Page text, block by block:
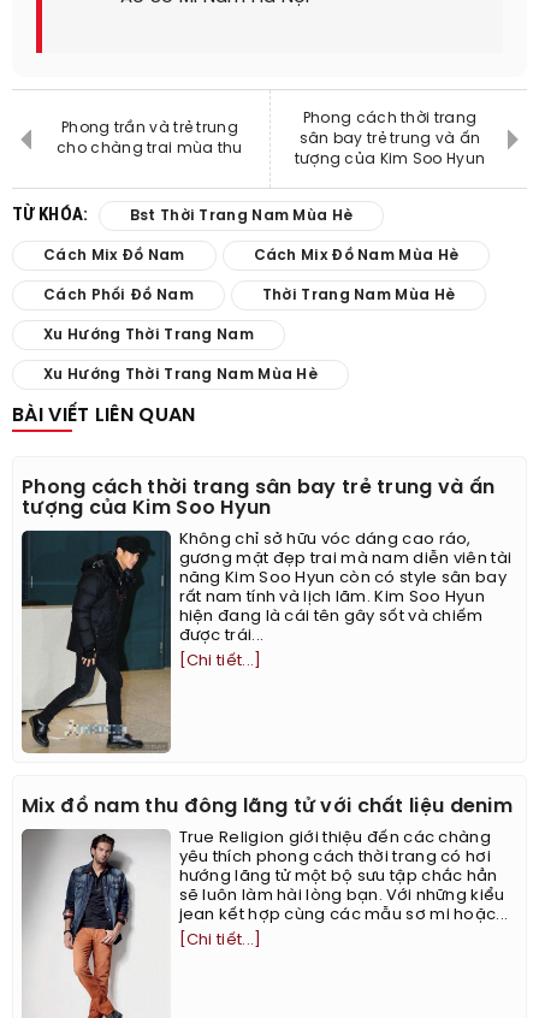
Phong trần và trẻ trung
cho chàng trai mùa thu
Phong cách thời trang
sân bay trẻ trung và ấn
tượng của Kim Soo Hyun
TỪ KHÓA: Bst Thời Trang Nam Mùa Hè
Cách Mix Đồ Nam Cách Mix Đồ Nam Mùa Hè
Cách Phối Đồ Nam Thời Trang Nam Mùa Hè
Xu Hướng Thời Trang Nam
Xu Hướng Thời Trang Nam Mùa Hè
BÀI VIẾT LIÊN QUAN
Phong cách thời trang sân bay trẻ trung và ấn
tượng của Kim Soo Hyun
Không chỉ sở hữu vóc dáng cao ráo,
gương mặt đẹp trai mà nam diễn viên tài
năng Kim Soo Hyun còn có style sân bay
rất nam tính và lịch lãm. Kim Soo Hyun
hiện đang là cái tên gây sốt và chiếm
được trái...
[Chi tiết...]
Mix đồ nam thu đông lãng tử với chất liệu denim
True Religion giới thiệu đến các chàng
yêu thích phong cách thời trang có hơi
hướng lãng tử một bộ sưu tập chắc hẳn
sẽ luôn làm hài lòng bạn. Với những kiểu
jean kết hợp cùng các mẫu sơ mi hoặc...
[Chi tiết...]